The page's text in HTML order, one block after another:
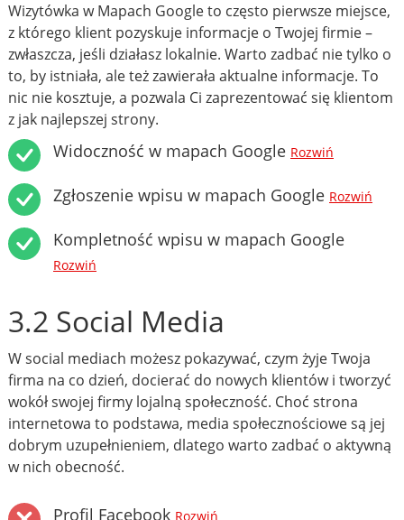
Wizytówka w Mapach Google to często pierwsze miejsce,
z którego klient pozyskuje informacje o Twojej firmie –
zwłaszcza, jeśli działasz lokalnie. Warto zadbać nie tylko o
to, by istniała, ale też zawierała aktualne informacje. To
nic nie kosztuje, a pozwala Ci zaprezentować się klientom
z jak najlepszej strony.
Widoczność w mapach Google Rozwiń
Zgłoszenie wpisu w mapach Google Rozwiń
Kompletność wpisu w mapach Google
Rozwiń
3.2 Social Media
W social mediach możesz pokazywać, czym żyje Twoja
firma na co dzień, docierać do nowych klientów i tworzyć
wokół swojej firmy lojalną społeczność. Choć strona
internetowa to podstawa, media społecznościowe są jej
dobrym uzupełnieniem, dlatego warto zadbać o aktywną
w nich obecność.
Profil Facebook